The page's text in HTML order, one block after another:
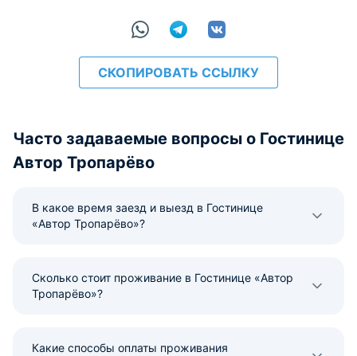
СКОПИРОВАТЬ ССЫЛКУ
Часто задаваемые вопросы о Гостинице
Автор Тропарёво
В какое время заезд и выезд в Гостинице
«Автор Тропарёво»?
Сколько стоит проживание в Гостинице «Автор
Тропарёво»?
Какие способы оплаты проживания